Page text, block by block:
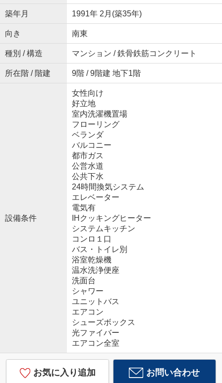
築年月 1991年 2月(築35年)
向き 南東
種別 / 構造 マンション / 鉄骨鉄筋コンクリート
所在階 / 階建 9階 / 9階建 地下1階
設備条件
女性向け
好立地
室内洗濯機置場
フローリング
ベランダ
バルコニー
都市ガス
公営水道
公共下水
24時間換気システム
エレベーター
電気有
IHクッキングヒーター
システムキッチン
コンロ１口
バス・トイレ別
浴室乾燥機
温水洗浄便座
洗面台
シャワー
ユニットバス
エアコン
シューズボックス
光ファイバー
エアコン全室
お気に入り追加 お問い合わせ